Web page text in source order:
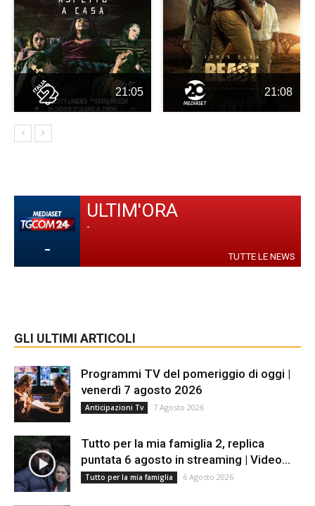
21:05 21:08
-
ULTIM'ORA
-
TUTTE LE NEWS
GLI ULTIMI ARTICOLI
Programmi TV del pomeriggio di oggi |
venerdì 7 agosto 2026
Anticipazioni Tv 7 Agosto 2026
Tutto per la mia famiglia 2, replica
puntata 6 agosto in streaming | Video...
Tutto per la mia famiglia 6 Agosto 2026